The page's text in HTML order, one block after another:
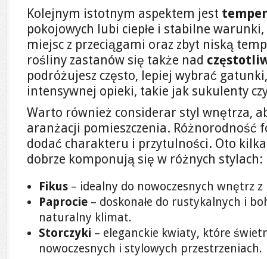
Kolejnym istotnym aspektem jest
pokojowych lubi ciepłe i stabilne
miejsc z przeciągami oraz zbyt niską
rośliny zastanów się także nad
podróżujesz często, lepiej wybrać
intensywnej opieki, takie jak sukulenty
Warto również considerar styl wnętrza,
aranżacji pomieszczenia. Różnorodność
dodać charakteru i przytulności. Oto
dobrze komponują się w różnych stylach:
Fikus – idealny do nowoczesnych wnętrz
Paprocie – doskonałe do rustykalnych i
naturalny klimat.
Storczyki – eleganckie kwiaty, które
nowoczesnych i stylowych przestrzeniach.